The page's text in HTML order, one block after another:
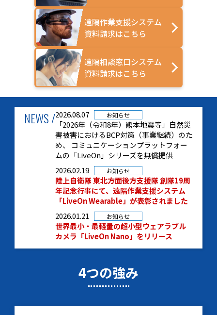
遠隔作業支援システム
資料請求はこちら
遠隔相談窓口システム
資料請求はこちら
NEWS /2026.08.07 お知らせ
「2026年（令和8年）熊本地震等」自然災
害被害におけるBCP対策（事業継続）のた
め、 コミュニケーションプラットフォー
ムの「LiveOn」シリーズを無償提供
2026.02.19
お知らせ
陸上自衛隊 東北方面後方支援隊 創隊19周
年記念行事にて、遠隔作業支援システム
「LiveOn Wearable」が表彰されました
2026.01.21
お知らせ
世界最小・最軽量の超小型ウェアラブル
カメラ「LiveOn Nano」をリリース
4つの強み